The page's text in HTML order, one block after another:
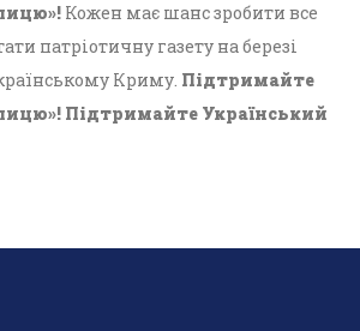
Кожен має шанс зробити все
патріотичну газету на березі
Криму. Підтримайте
Підтримайте Український